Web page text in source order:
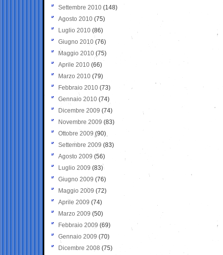
Settembre 2010 (148)
Agosto 2010 (75)
Luglio 2010 (86)
Giugno 2010 (76)
Maggio 2010 (75)
Aprile 2010 (66)
Marzo 2010 (79)
Febbraio 2010 (73)
Gennaio 2010 (74)
Dicembre 2009 (74)
Novembre 2009 (83)
Ottobre 2009 (90)
Settembre 2009 (83)
Agosto 2009 (56)
Luglio 2009 (83)
Giugno 2009 (76)
Maggio 2009 (72)
Aprile 2009 (74)
Marzo 2009 (50)
Febbraio 2009 (69)
Gennaio 2009 (70)
Dicembre 2008 (75)